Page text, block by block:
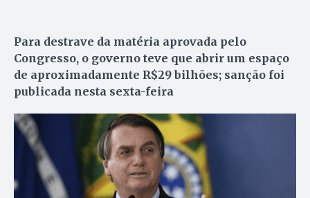
Para destrave da matéria aprovada pelo
Congresso, o governo teve que abrir um espaço
de aproximadamente R$29 bilhões; sanção foi
publicada nesta sexta-feira